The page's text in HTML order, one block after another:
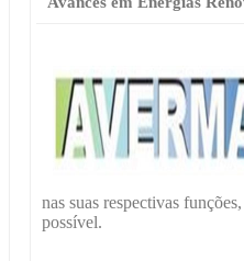
nas suas respectivas
possível.